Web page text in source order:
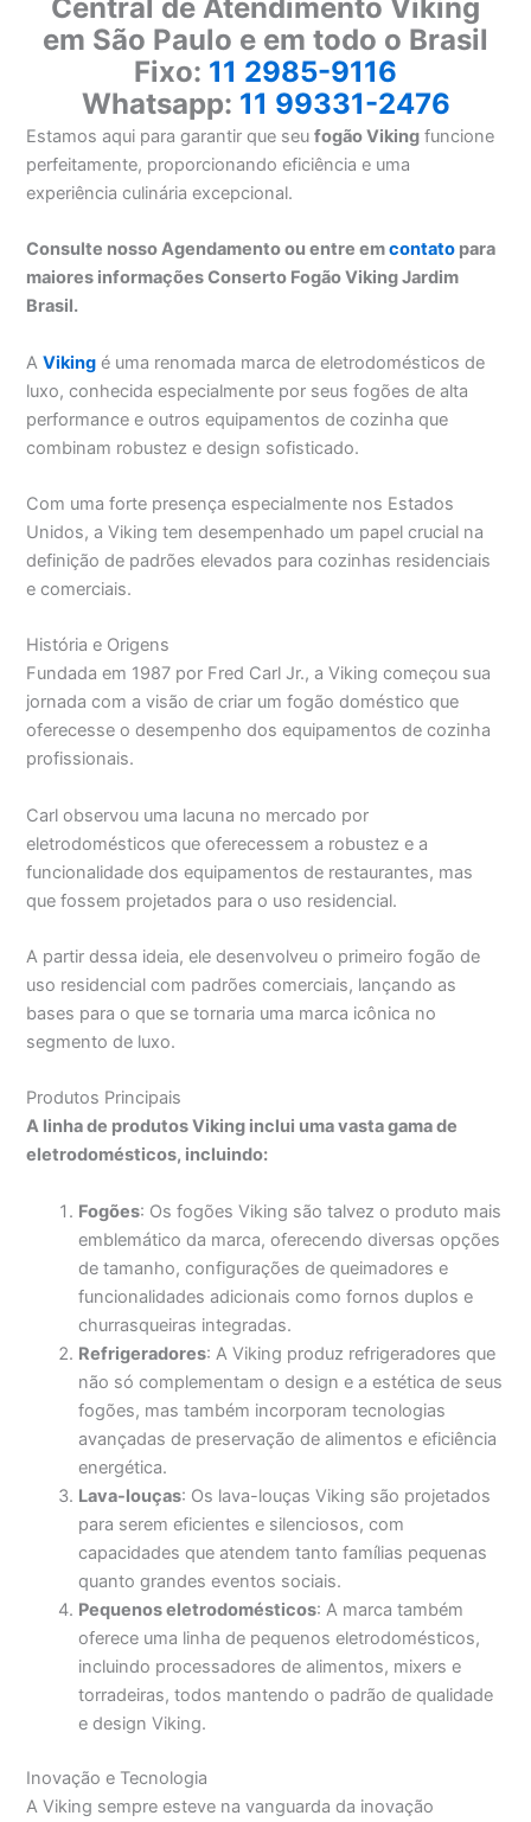
Central de Atendimento Viking
em São Paulo e em todo o Brasil
Fixo: 11 2985-9116
Whatsapp: 11 99331-2476
Estamos aqui para garantir que seufogão Viking funcione
perfeitamente, proporcionando eficiência e uma
experiência culinária excepcional.
Consulte nosso Agendamento ou entre emcontato para
maiores informações Conserto Fogão Viking Jardim
Brasil.
AViking é uma renomada marca de eletrodomésticos de
luxo, conhecida especialmente por seus fogões de alta
performance e outros equipamentos de cozinha que
combinam robustez e design sofisticado.
Com uma forte presença especialmente nos Estados
Unidos, a Viking tem desempenhado um papel crucial na
definição de padrões elevados para cozinhas residenciais
e comerciais.
História e Origens
Fundada em 1987 por Fred Carl Jr., a Viking começou sua
jornada com a visão de criar um fogão doméstico que
oferecesse o desempenho dos equipamentos de cozinha
profissionais.
Carl observou uma lacuna no mercado por
eletrodomésticos que oferecessem a robustez e a
funcionalidade dos equipamentos de restaurantes, mas
que fossem projetados para o uso residencial.
A partir dessa ideia, ele desenvolveu o primeiro fogão de
uso residencial com padrões comerciais, lançando as
bases para o que se tornaria uma marca icônica no
segmento de luxo.
Produtos Principais
A linha de produtos Viking inclui uma vasta gama de
eletrodomésticos, incluindo:
Fogões: Os fogões Viking são talvez o produto mais
emblemático da marca, oferecendo diversas opções
de tamanho, configurações de queimadores e
funcionalidades adicionais como fornos duplos e
churrasqueiras integradas.
Refrigeradores: A Viking produz refrigeradores que
não só complementam o design e a estética de seus
fogões, mas também incorporam tecnologias
avançadas de preservação de alimentos e eficiência
energética.
Lava-louças: Os lava-louças Viking são projetados
para serem eficientes e silenciosos, com
capacidades que atendem tanto famílias pequenas
quanto grandes eventos sociais.
Pequenos eletrodomésticos: A marca também
oferece uma linha de pequenos eletrodomésticos,
incluindo processadores de alimentos, mixers e
torradeiras, todos mantendo o padrão de qualidade
e design Viking.
Inovação e Tecnologia
A Viking sempre esteve na vanguarda da inovação